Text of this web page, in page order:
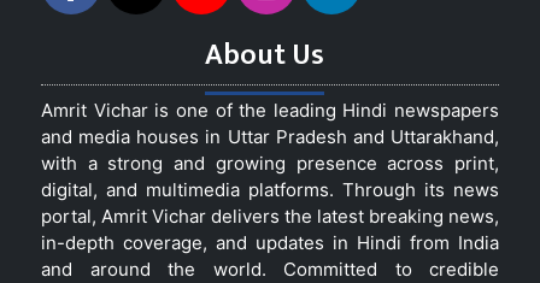
About Us
Amrit Vichar is one of the leading Hindi newspapers
and media houses in Uttar Pradesh and Uttarakhand,
with a strong and growing presence across print,
digital, and multimedia platforms. Through its news
portal, Amrit Vichar delivers the latest breaking news,
in-depth coverage, and updates in Hindi from India
and around the world. Committed to credible